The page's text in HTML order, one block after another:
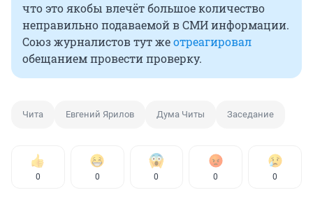
что это якобы влечёт большое количество
неправильно подаваемой в СМИ информации.
Союз журналистов тут жеотреагировал
обещанием провести проверку.
Чита Евгений Ярилов Дума Читы Заседание
0 0 0 0 0